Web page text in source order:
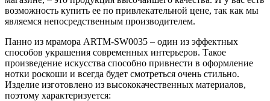
возможность купить ее по привлекательной цене, так как мы
являемся непосредственным производителем.
Панно из мрамора ARTM-SW0035 – один из эффектных
способов украшения современных интерьеров. Такое
произведение искусства способно привнести в оформление
нотки роскоши и всегда будет смотреться очень стильно.
Изделие изготовлено из высококачественных материалов,
поэтому характеризуется: